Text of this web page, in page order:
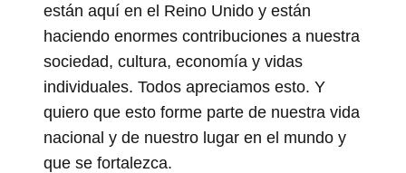
están aquí en el Reino Unido y están
haciendo enormes contribuciones a nuestra
sociedad, cultura, economía y vidas
individuales. Todos apreciamos esto. Y
quiero que esto forme parte de nuestra vida
nacional y de nuestro lugar en el mundo y
que se fortalezca.